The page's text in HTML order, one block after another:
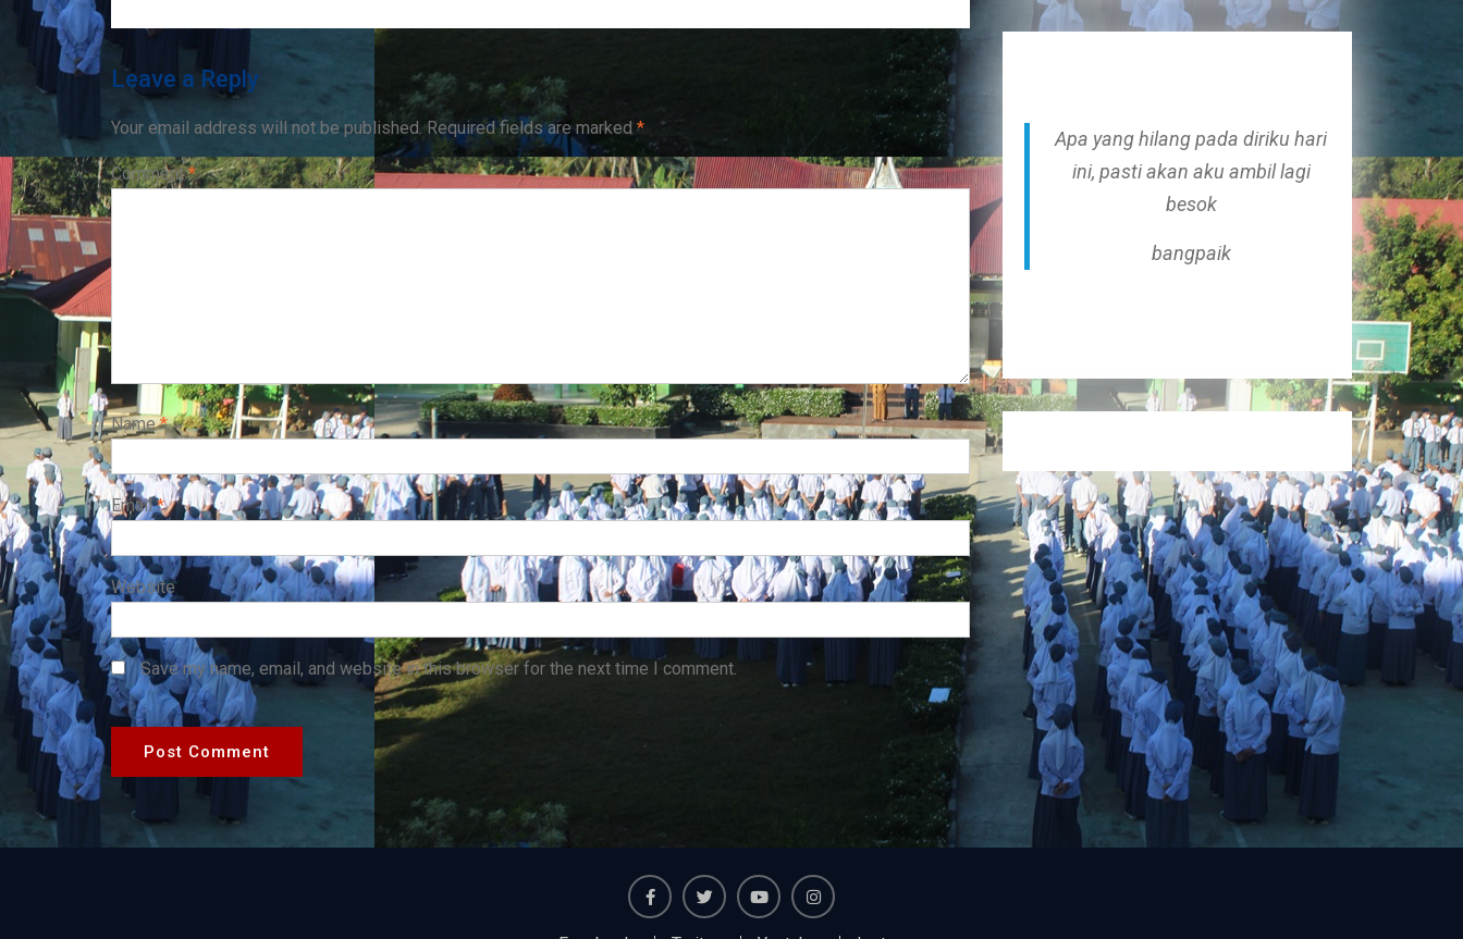
Leave a Reply
Your email address will not be published. Required fields are marked *
Comment*
Name*
Email*
Website
Save my name, email, and website in this browser for the next time I comment.
Apa yang hilang pada diriku hari
ini, pasti akan aku ambil lagi
besok
bangpaik
FacebookTwiter Instagram